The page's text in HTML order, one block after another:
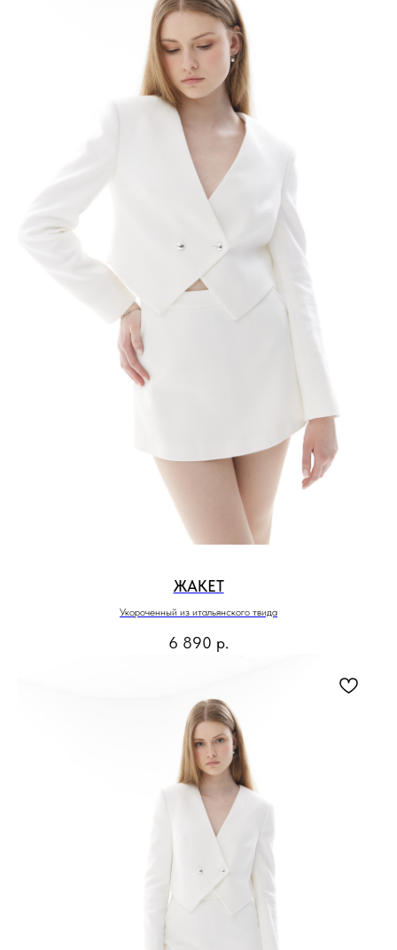
ЖАКЕТ
Укороченный из итальянского твида
6 890 р.